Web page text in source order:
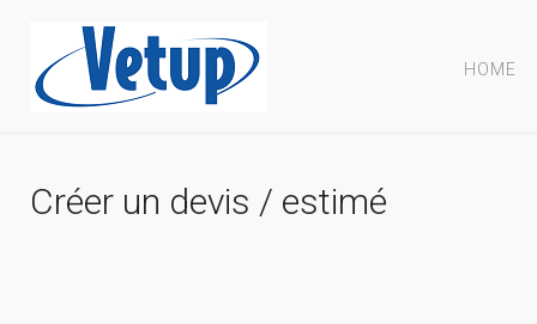
HOME
Créer un devis / estimé